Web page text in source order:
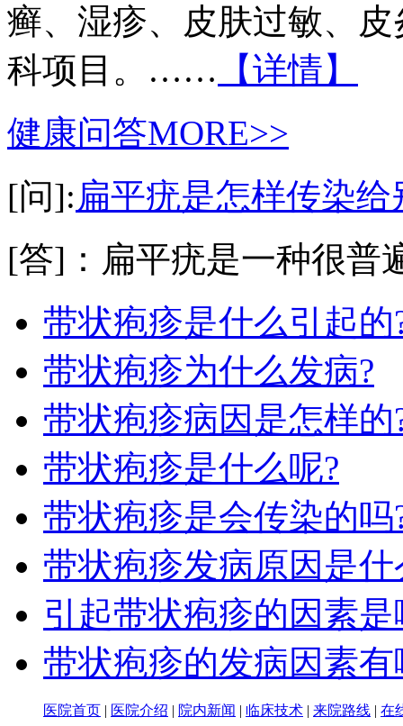
癣、湿疹、皮肤过敏、
科项目。…… 【详情】
健康问答MORE>>
[问]:扁平疣是怎样传染给
[答]：扁平疣是一种很普
带状疱疹是什么引起的
带状疱疹为什么发病?
带状疱疹病因是怎样的
带状疱疹是什么呢?
带状疱疹是会传染的吗
带状疱疹发病原因是什
引起带状疱疹的因素是
带状疱疹的发病因素有
医院首页 | 医院介绍 | 院内新闻 | 临床技术 | 来院路线 | 在